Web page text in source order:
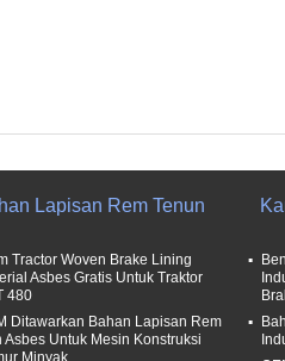
Lapisan Rem Tenun
Tractor Woven Brake Lining
Asbes Gratis Untuk Traktor
480
Ditawarkan Bahan Lapisan Rem
Asbes Untuk Mesin Konstruksi
Minyak